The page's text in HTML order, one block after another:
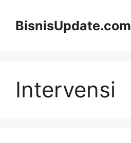
BisnisUpdate.com
Intervensi